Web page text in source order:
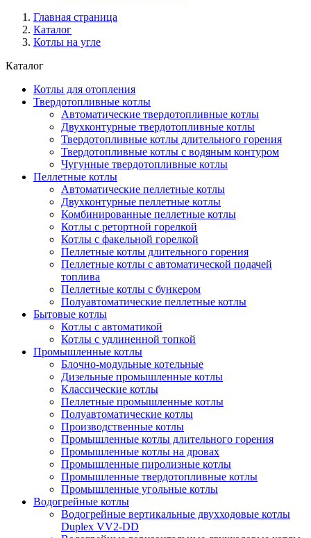
Главная страница
Каталог
Котлы на угле
Каталог
Котлы для отопления
Твердотопливные котлы
Автоматические твердотопливные котлы
Двухконтурные твердотопливные котлы
Твердотопливные котлы длительного горения
Твердотопливные котлы с водяным контуром
Чугунные твердотопливные котлы
Пеллетные котлы
Автоматические пеллетные котлы
Двухконтурные пеллетные котлы
Комбинированные пеллетные котлы
Котлы с ретортной горелкой
Котлы с факельной горелкой
Пеллетные котлы длительного горения
Пеллетные котлы с автоматической подачей
топлива
Пеллетные котлы с бункером
Полуавтоматические пеллетные котлы
Бытовые котлы
Котлы с автоматикой
Котлы с удлиненной топкой
Промышленные котлы
Блочно-модульные котельные
Дизельные промышленные котлы
Классические котлы
Пеллетные промышленные котлы
Полуавтоматические котлы
Производственные котлы
Промышленные котлы длительного горения
Промышленные котлы на дровах
Промышленные пиролизные котлы
Промышленные твердотопливные котлы
Промышленные угольные котлы
Водогрейные котлы
Водогрейные вертикальные двухходовые котлы
Duplex VV2-DD